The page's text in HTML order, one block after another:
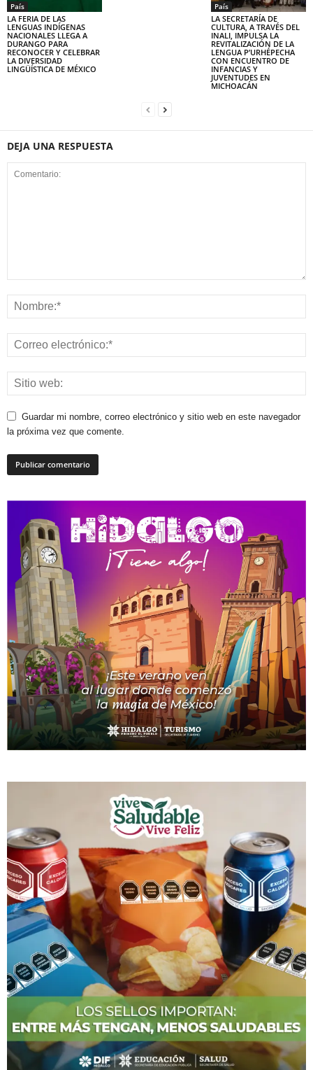
País
LA FERIA DE LAS
LENGUAS INDÍGENAS
NACIONALES LLEGA A
DURANGO PARA
RECONOCER Y CELEBRAR
LA DIVERSIDAD
LINGÜÍSTICA DE MÉXICO
País
LA SECRETARÍA DE
CULTURA, A TRAVÉS DEL
INALI, IMPULSA LA
REVITALIZACIÓN DE LA
LENGUA P’URHÉPECHA
CON ENCUENTRO DE
INFANCIAS Y
JUVENTUDES EN
MICHOACÁN
DEJA UNA RESPUESTA
Guardar mi nombre, correo electrónico y sitio web en este navegador
la próxima vez que comente.